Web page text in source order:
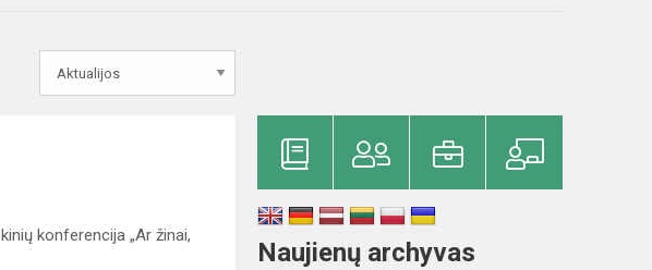
konferencija „Ar žinai,
Naujienų archyvas